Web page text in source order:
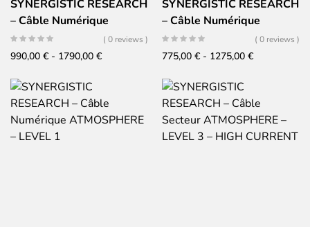
SYNERGISTIC RESEARCH
– Câble Numérique
ATMOSPHERE – LEVEL 2
( 0 reviews )
990,00 € - 1790,00 €Fascia
da
990,00 €
SYNERGISTIC RESEARCH
– Câble Numérique
ATMOSPHERE – LEVEL 1
( 0 reviews )
775,00 € - 1275,00 €Fascia
da
775,00 €
a